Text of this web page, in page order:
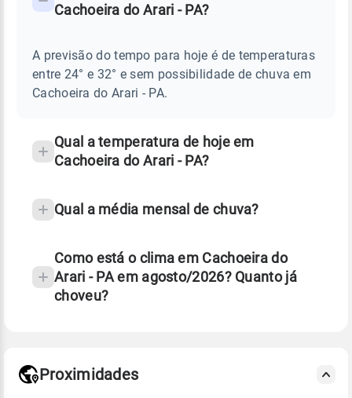
TEMPO
CACHOEIRA
Perguntas
sobre
chuva
Cachoeira do Arari - PA?
A previsão do tempo para hoje é de temperaturas
entre 24° e 32° e sem possibilidade de chuva em
Cachoeira do Arari - PA.
Qual a temperatura de hoje em
Cachoeira do Arari - PA?
Qual a média mensal de chuva?
Fonte: 30 anos de dados de reanálise ERA5.
Como está o clima em Cachoeira do
Arari - PA em agosto/2026? Quanto já
choveu?
Proximidades